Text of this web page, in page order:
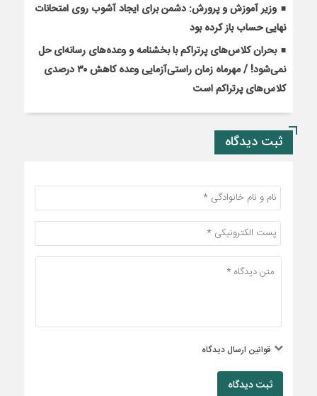
وزیر آموزش و پرورش: دشمن برای ایجاد آشوب روی امتحانات
نهایی حساب باز کرده بود
بحران کلاس‌های پرتراکم با بخشنامه و وعده‌های رسانه‌ای حل
نمی‌شود! / مهرماه زمان راستی‌آزمایی وعده کاهش ۳۰ درصدی
کلاس‌های پرتراکم است
ثبت دیدگاه
قوانین ارسال دیدگاه
ثبت دیدگاه